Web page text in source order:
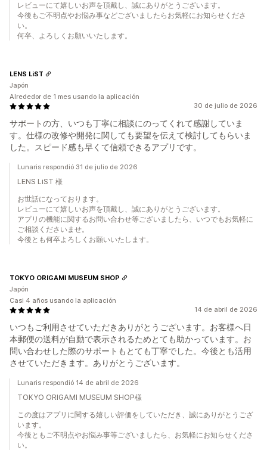
レビューにて嬉しいお声を頂戴し、誠にありがとうございます。
今後もご不明点やお悩み事などございましたらお気軽にお知らせくださ
い。
何卒、よろしくお願いいたします。
30 de julio de 2026
サポートの方、いつも丁寧に相談にのってくれて感謝していま
す。仕様の改修や開発に関しても要望を伝えて検討してもらいま
した。スピード感も早くて信頼できるアプリです。
LENS LiST
Japón
Alrededor de 1 mes usando la aplicación
Lunaris respondió 31 de julio de 2026
LENS LiST 様
お世話になっております。
レビューにて嬉しいお声を頂戴し、誠にありがとうございます。
アプリの機能に関するお問い合わせ等ございましたら、いつでもお気軽に
ご相談くださいませ。
今後とも何卒よろしくお願いいたします。
14 de abril de 2026
いつもご利用させていただきありがとうございます。お客様へ日
本郵便の送料が自動で表示されるためとても助かっています。お
問い合わせした際のサポートもとても丁寧でした。今後とも活用
させていただきます。ありがとうございます。
TOKYO ORIGAMI MUSEUM SHOP
Japón
Casi 4 años usando la aplicación
Lunaris respondió 14 de abril de 2026
TOKYO ORIGAMI MUSEUM SHOP様
この度はアプリに関する嬉しい評価をしていただき、誠にありがとうござ
います。
今後ともご不明点やお悩み事等ございましたら、お気軽にお知らせくださ
い。